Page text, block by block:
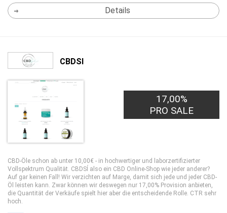
Details
CBDSI
17,00%
PRO SALE
CBD-Öle schon ab unter 10,00€ - in hochwertiger und laborzertifizierter
Vollspektrum Qualität. CBDSÍ also ein CBD Online-Shop wie jeder anderer?
Auf gar keinen Fall! Wir verzichten auf Marge, damit sich jede und jeder CBD-
Öl leisten kann. Zwar können wir deswegen nur 17,00% Provision anbieten,
die Quantität der Verkäufe spielt hier aber die entscheidende Rolle. CTR sehr
hoch.